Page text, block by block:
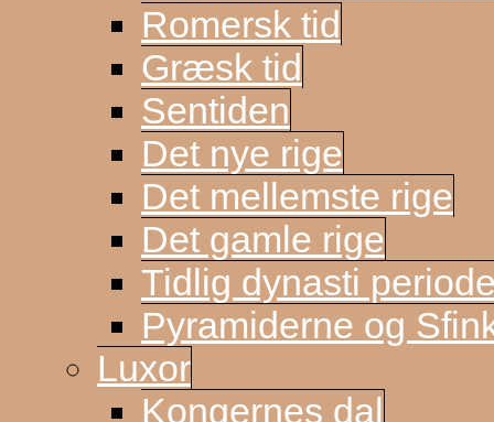
Romersk tid
Græsk tid
Sentiden
Det nye rige
Det mellemste rige
Det gamle rige
Tidlig dynasti
Pyramiderne og
Luxor
Kongernes dal